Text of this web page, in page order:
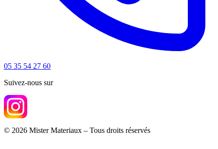
05 35 54 27 60
Suivez-nous sur
© 2026 Mister Materiaux – Tous droits réservés